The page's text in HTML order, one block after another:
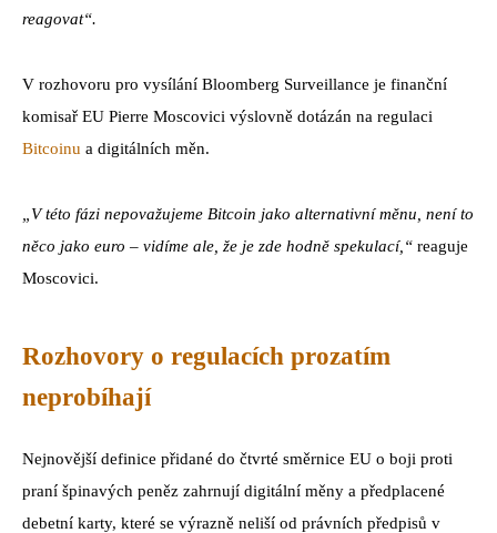
reagovat“.
V rozhovoru pro vysílání Bloomberg Surveillance je finanční
komisař EU Pierre Moscovici výslovně dotázán na regulaci
Bitcoinu a digitálních měn.
„V této fázi nepovažujeme Bitcoin jako alternativní měnu, není to
něco jako euro – vidíme ale, že je zde hodně spekulací,“ reaguje
Moscovici.
Rozhovory o regulacích prozatím
neprobíhají
Nejnovější definice přidané do čtvrté směrnice EU o boji proti
praní špinavých peněz zahrnují digitální měny a předplacené
debetní karty, které se výrazně neliší od právních předpisů v